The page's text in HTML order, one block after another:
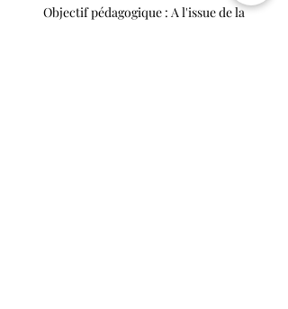
Objectif pédagogique : A l'issue de la